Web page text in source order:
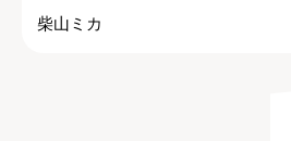
柴山ミカ